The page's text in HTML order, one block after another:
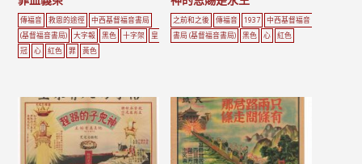
傳福音 救恩的途徑
中西基督福音書局
(基督福音書局)
大字報 黑色 十字架
皇
冠
心 紅色 罪 黃色
之前和之後 傳福音 1937
中西基督福音
書局 (基督福音書局)
黑色 心 紅色